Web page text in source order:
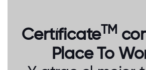
CertíficateTM
Place To